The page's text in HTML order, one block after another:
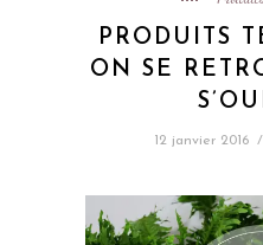
PRODUITS
ON SE
12 janvier 2016 /